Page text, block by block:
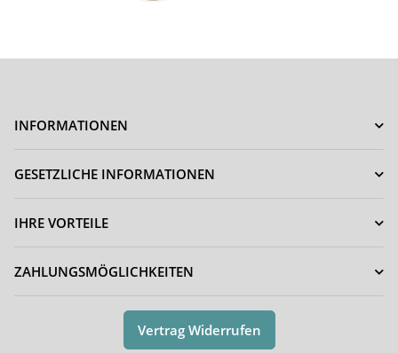
INFORMATIONEN
GESETZLICHE INFORMATIONEN
IHRE VORTEILE
ZAHLUNGSMÖGLICHKEITEN
Vertrag Widerrufen